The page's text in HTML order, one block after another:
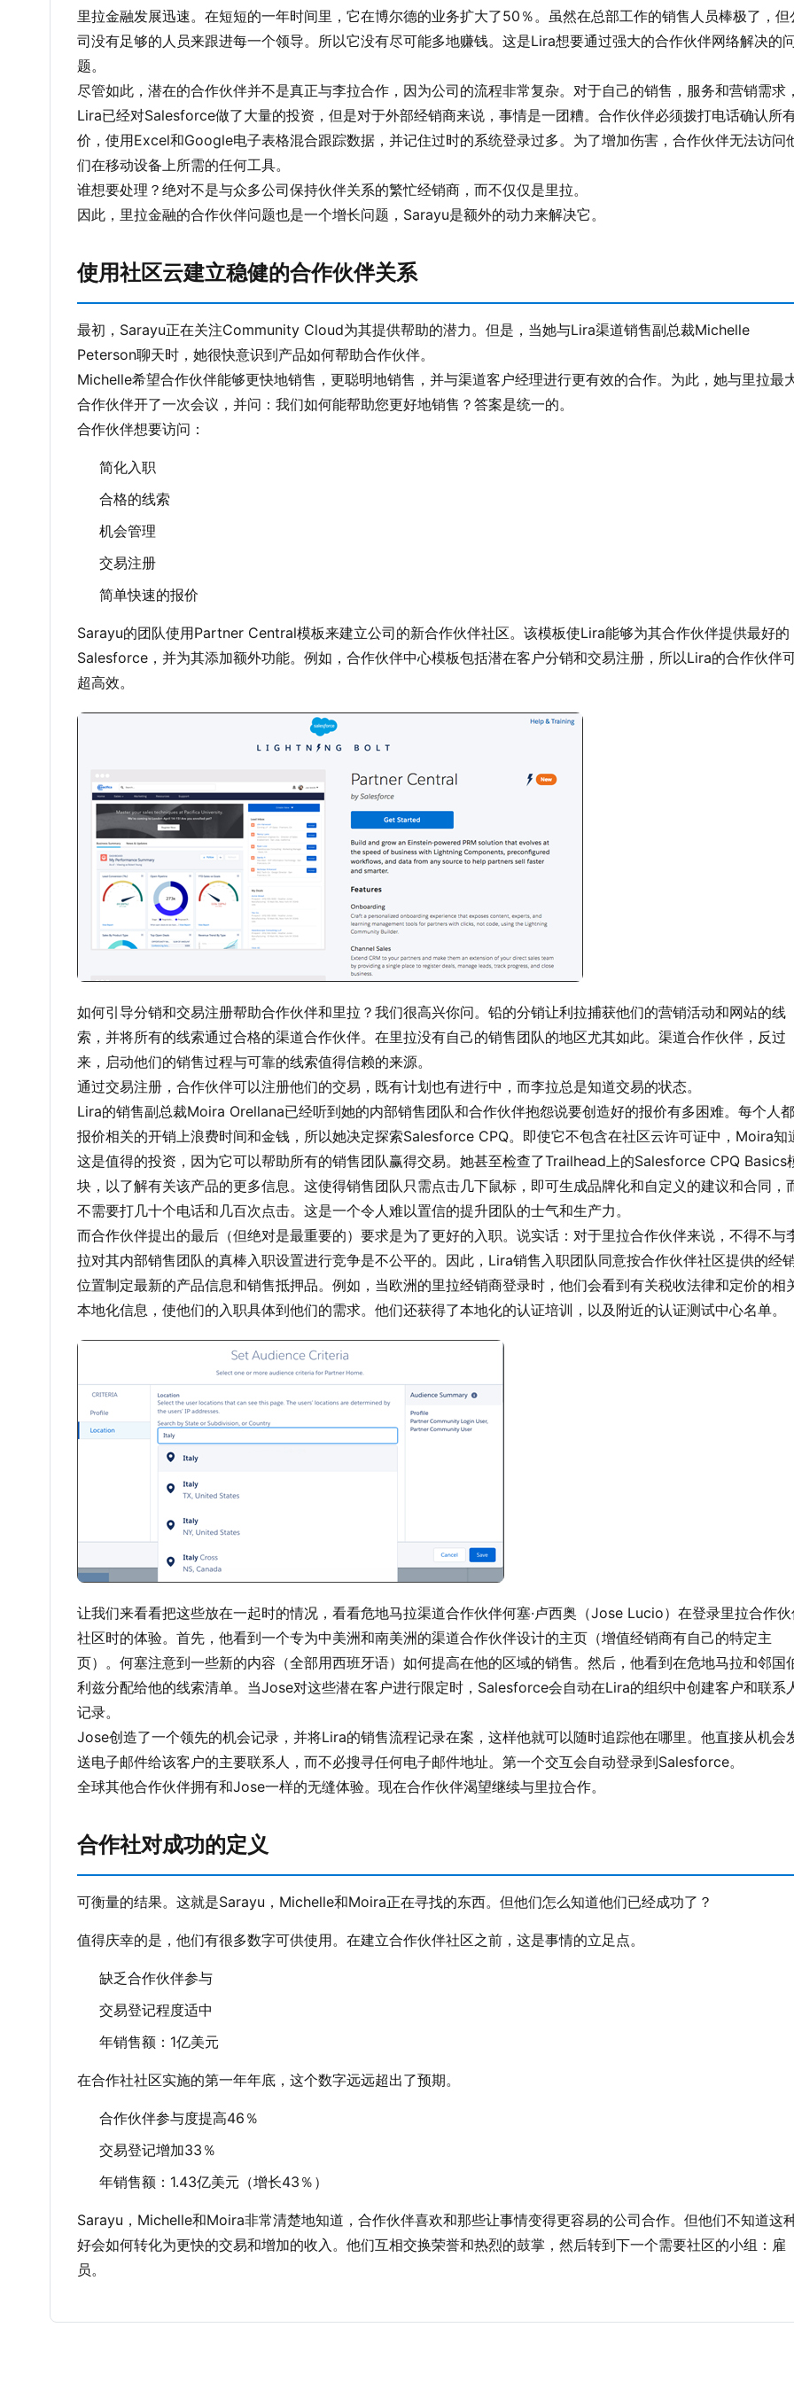
里拉金融发展迅速。在短短的一年时间里，它在博尔德的业务扩大了50％。虽然在总部工作的销售人员棒极了，但
司没有足够的人员来跟进每一个领导。所以它没有尽可能多地赚钱。这是Lira想要通过强大的合作伙伴网络解决的
题。
尽管如此，潜在的合作伙伴并不是真正与李拉合作，因为公司的流程非常复杂。对于自己的销售，服务和营销需求
Lira已经对Salesforce做了大量的投资，但是对于外部经销商来说，事情是一团糟。合作伙伴必须拨打电话确认所
价，使用Excel和Google电子表格混合跟踪数据，并记住过时的系统登录过多。为了增加伤害，合作伙伴无法访问
们在移动设备上所需的任何工具。
谁想要处理？绝对不是与众多公司保持伙伴关系的繁忙经销商，而不仅仅是里拉。
因此，里拉金融的合作伙伴问题也是一个增长问题，Sarayu是额外的动力来解决它。
使用社区云建立稳健的合作伙伴关系
最初，Sarayu正在关注Community Cloud为其提供帮助的潜力。但是，当她与Lira渠道销售副总裁Michelle
Peterson聊天时，她很快意识到产品如何帮助合作伙伴。
Michelle希望合作伙伴能够更快地销售，更聪明地销售，并与渠道客户经理进行更有效的合作。为此，她与里拉最
合作伙伴开了一次会议，并问：我们如何能帮助您更好地销售？答案是统一的。
合作伙伴想要访问：
简化入职
合格的线索
机会管理
交易注册
简单快速的报价
Sarayu的团队使用Partner Central模板来建立公司的新合作伙伴社区。该模板使Lira能够为其合作伙伴提供最好的
Salesforce，并为其添加额外功能。例如，合作伙伴中心模板包括潜在客户分销和交易注册，所以Lira的合作伙伴
超高效。
如何引导分销和交易注册帮助合作伙伴和里拉？我们很高兴你问。铅的分销让利拉捕获他们的营销活动和网站的线
索，并将所有的线索通过合格的渠道合作伙伴。在里拉没有自己的销售团队的地区尤其如此。渠道合作伙伴，反过
来，启动他们的销售过程与可靠的线索值得信赖的来源。
通过交易注册，合作伙伴可以注册他们的交易，既有计划也有进行中，而李拉总是知道交易的状态。
Lira的销售副总裁Moira Orellana已经听到她的内部销售团队和合作伙伴抱怨说要创造好的报价有多困难。每个人
报价相关的开销上浪费时间和金钱，所以她决定探索Salesforce CPQ。即使它不包含在社区云许可证中，Moira知
这是值得的投资，因为它可以帮助所有的销售团队赢得交易。她甚至检查了Trailhead上的Salesforce CPQ Basics
块，以了解有关该产品的更多信息。这使得销售团队只需点击几下鼠标，即可生成品牌化和自定义的建议和合同，
不需要打几十个电话和几百次点击。这是一个令人难以置信的提升团队的士气和生产力。
而合作伙伴提出的最后（但绝对是最重要的）要求是为了更好的入职。说实话：对于里拉合作伙伴来说，不得不与
拉对其内部销售团队的真棒入职设置进行竞争是不公平的。因此，Lira销售入职团队同意按合作伙伴社区提供的经
位置制定最新的产品信息和销售抵押品。例如，当欧洲的里拉经销商登录时，他们会看到有关税收法律和定价的相
本地化信息，使他们的入职具体到他们的需求。他们还获得了本地化的认证培训，以及附近的认证测试中心名单。
让我们来看看把这些放在一起时的情况，看看危地马拉渠道合作伙伴何塞·卢西奥（Jose Lucio）在登录里拉合作
社区时的体验。首先，他看到一个专为中美洲和南美洲的渠道合作伙伴设计的主页（增值经销商有自己的特定主
页）。何塞注意到一些新的内容（全部用西班牙语）如何提高在他的区域的销售。然后，他看到在危地马拉和邻国
利兹分配给他的线索清单。当Jose对这些潜在客户进行限定时，Salesforce会自动在Lira的组织中创建客户和联系
记录。
Jose创造了一个领先的机会记录，并将Lira的销售流程记录在案，这样他就可以随时追踪他在哪里。他直接从机会
送电子邮件给该客户的主要联系人，而不必搜寻任何电子邮件地址。第一个交互会自动登录到Salesforce。
全球其他合作伙伴拥有和Jose一样的无缝体验。现在合作伙伴渴望继续与里拉合作。
合作社对成功的定义
可衡量的结果。这就是Sarayu，Michelle和Moira正在寻找的东西。但他们怎么知道他们已经成功了？
值得庆幸的是，他们有很多数字可供使用。在建立合作伙伴社区之前，这是事情的立足点。
缺乏合作伙伴参与
交易登记程度适中
年销售额：1亿美元
在合作社社区实施的第一年年底，这个数字远远超出了预期。
合作伙伴参与度提高46％
交易登记增加33％
年销售额：1.43亿美元（增长43％）
Sarayu，Michelle和Moira非常清楚地知道，合作伙伴喜欢和那些让事情变得更容易的公司合作。但他们不知道这
好会如何转化为更快的交易和增加的收入。他们互相交换荣誉和热烈的鼓掌，然后转到下一个需要社区的小组：雇
员。